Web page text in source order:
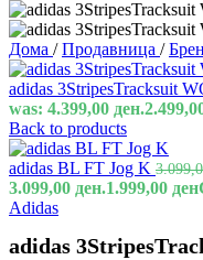
Дома / Продавница /
adidas 3StripesTracksuit
was: 4.399,00 ден.
Back to products
adidas BL FT Jog K
3.099,00 ден.1.999,00 ден
Adidas
adidas